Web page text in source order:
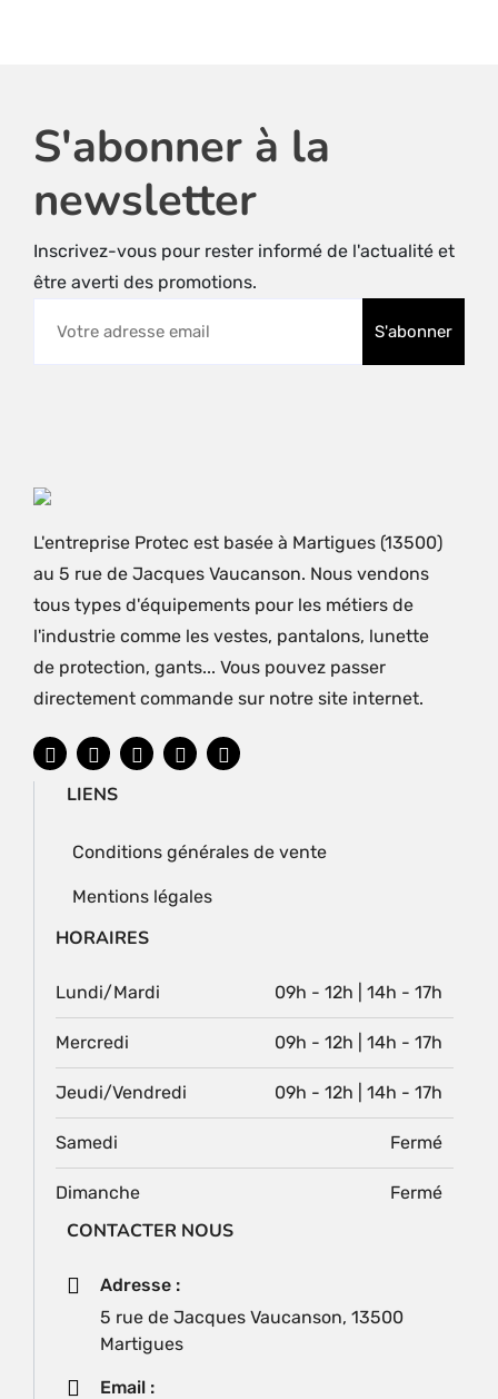
S'abonner à la
newsletter
Inscrivez-vous pour rester informé de l'actualité et
être averti des promotions.
L'entreprise Protec est basée à Martigues (13500)
au 5 rue de Jacques Vaucanson. Nous vendons
tous types d'équipements pour les métiers de
l'industrie comme les vestes, pantalons, lunette
de protection, gants... Vous pouvez passer
directement commande sur notre site internet.
LIENS
Conditions générales de vente
Mentions légales
HORAIRES
Lundi/Mardi 09h - 12h | 14h - 17h
Mercredi 09h - 12h | 14h - 17h
Jeudi/Vendredi 09h - 12h | 14h - 17h
Samedi Fermé
Dimanche Fermé
CONTACTER NOUS
Adresse :
5 rue de Jacques Vaucanson, 13500
Martigues
Email :